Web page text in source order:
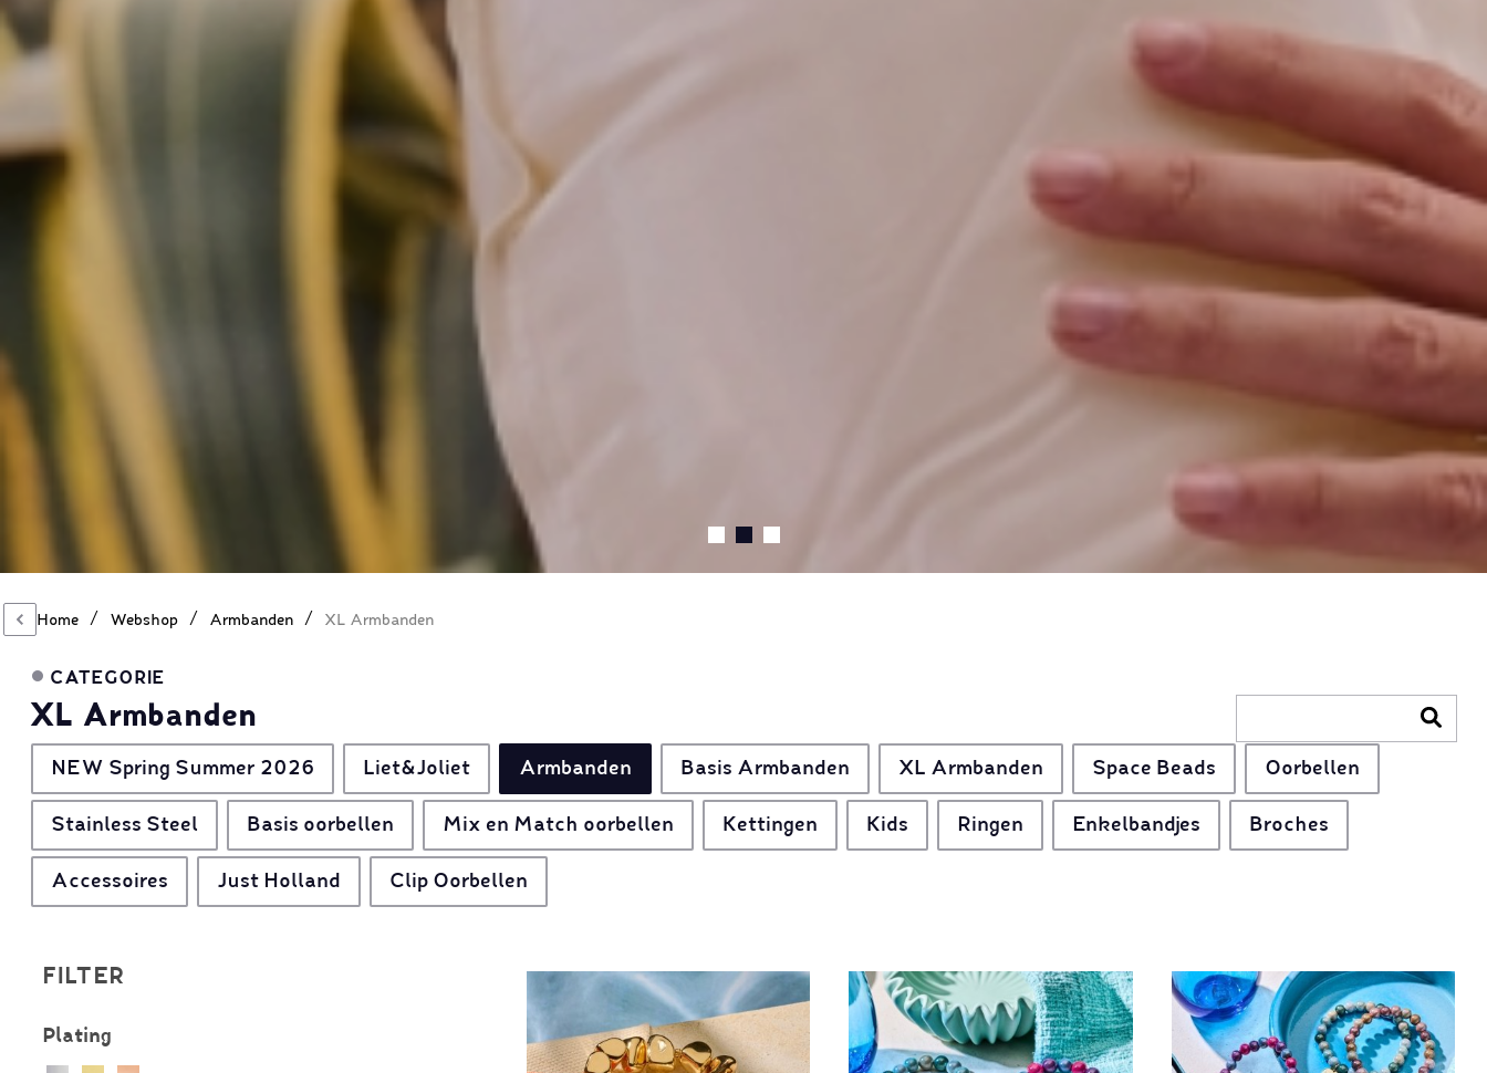
Home / Webshop / Armbanden / XL Armbanden
CATEGORIE
XL Armbanden
NEW Spring Summer 2026 Liet&Joliet Armbanden Basis Armbanden XL Armbanden Space Beads Oorbellen
Stainless Steel Basis oorbellen Mix en Match oorbellen Kettingen Kids Ringen Enkelbandjes Broches
Accessoires Just Holland Clip Oorbellen
FILTER
Plating